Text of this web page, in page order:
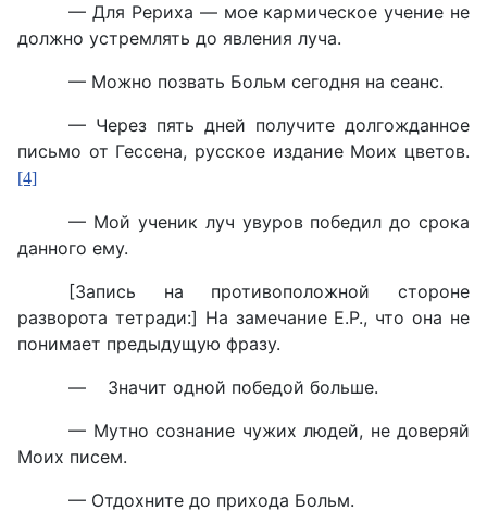
— Для Рериха — мое кармическое учение не
должно устремлять до явления луча.
— Можно позвать Больм сегодня на сеанс.
— Через пять дней получите долгожданное
письмо от Гессена, русское издание Моих цветов.
[4]
— Мой ученик луч увуров победил до срока
данного ему.
[Запись на противоположной стороне
разворота тетради:] На замечание Е.Р., что она не
понимает предыдущую фразу.
— Значит одной победой больше.
— Мутно сознание чужих людей, не доверяй
Моих писем.
— Отдохните до прихода Больм.